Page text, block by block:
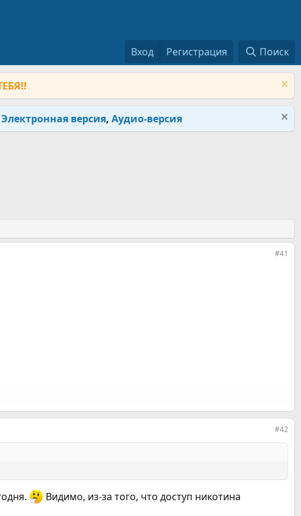
Вход Регистрация Поиск
Электронная версия, Аудио-версия
#41
#42
Видимо, из-за того, что доступ никотина